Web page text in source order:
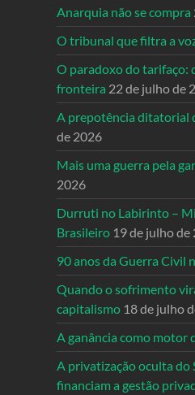
Anarquia não se compra
O tribunal que filtra a
O paradoxo do tarifaço:
fronteira 22 de julho de
A prepotência ditatorial
de 2026
Mais uma guerra pela
2026
Durruti no Labirinto –
Brasileiro 19 de julho de
90 anos da Guerra Civil
Quando o sofrimento
capitalismo 18 de julho
A ganância como motor
A privatização oculta do
financiam a gestão